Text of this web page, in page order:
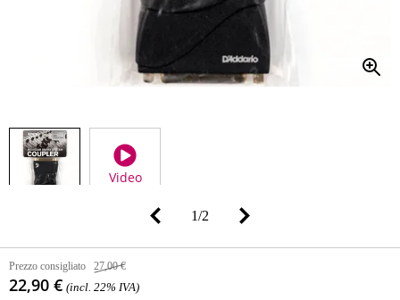
Video
1/2
Prezzo consigliato 27,00 €
22,90 € (incl. 22% IVA)